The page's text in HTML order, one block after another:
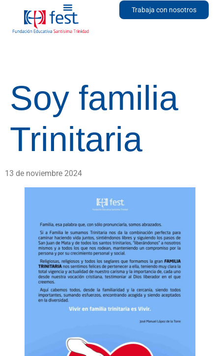
Trabaja con nosotros
Soy familia
Trinitaria
13 de noviembre 2024